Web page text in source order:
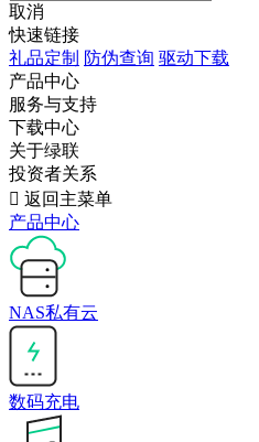
取消
快速链接
礼品定制 防伪查询 驱动下载
产品中心
服务与支持
下载中心
关于绿联
投资者关系
 返回主菜单
产品中心
NAS私有云
数码充电